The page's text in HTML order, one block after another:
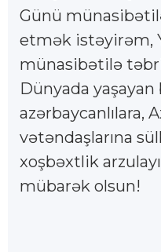
Günü
etmək istəyirəm,
münasibətilə
Dünyada
azərbaycanlılara,
vətəndaşlarına
xoşbəxtlik
mübarək olsun!